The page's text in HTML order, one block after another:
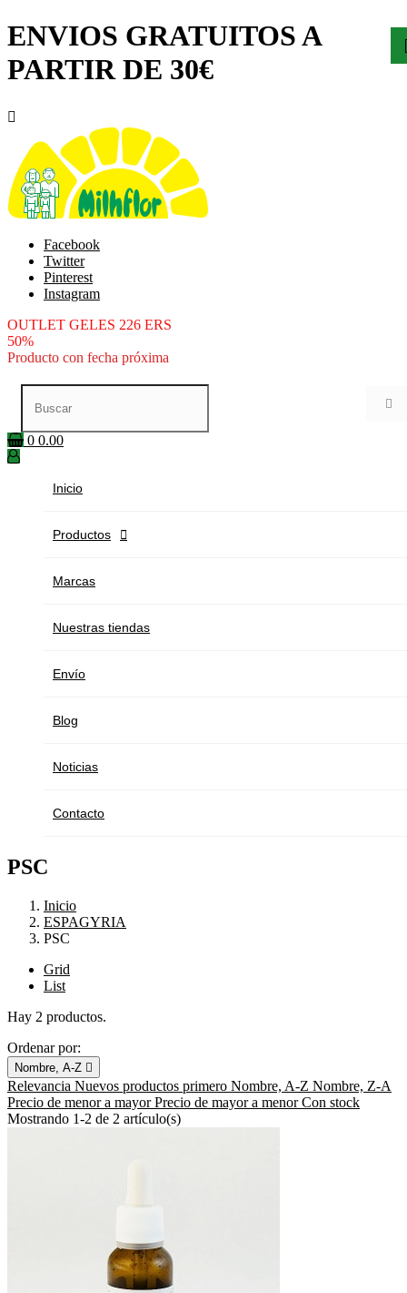
ENVIOS GRATUITOS A
PARTIR DE 30€

Facebook
Twitter
Pinterest
Instagram
OUTLET GELES 226 ERS
50%
Producto con fecha próxima

0 0.00
Inicio
Productos 
Marcas
Nuestras tiendas
Envío
Blog
Noticias
Contacto
PSC
Inicio
ESPAGYRIA
PSC
Grid
List
Hay 2 productos.
Ordenar por:
Nombre, A-Z 
Relevancia Nuevos productos primero Nombre, A-Z Nombre, Z-A
Precio de menor a mayorPrecio de mayor a menorCon stock
Mostrando 1-2 de 2 artículo(s)